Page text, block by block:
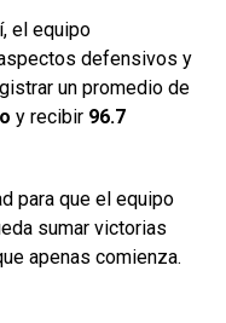
el equipo
defensivos y
un promedio de
y recibir 96.7
para que el equipo
sumar victorias
apenas comienza.